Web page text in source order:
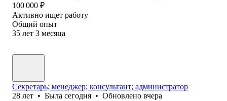
100 000 ₽
Активно ищет работу
Общий опыт
35 лет 3 месяца
Секретарь; менеджер; консультант; администратор
28 лет • Была сегодня • Обновлено вчера